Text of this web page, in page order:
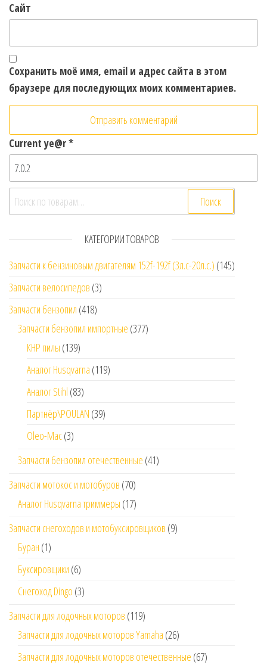
Сайт
Сохранить моё имя, email и адрес сайта в этом
браузере для последующих моих комментариев.
Current ye@r*
Искать: Поиск
КАТЕГОРИИ ТОВАРОВ
Запчасти к бензиновым двигателям 152f-192f (3л.с-20л.с.) (145)
Запчасти велосипедов (3)
Запчасти бензопил (418)
Запчасти бензопил импортные (377)
КНР пилы (139)
Аналог Husqvarna (119)
Аналог Stihl (83)
Партнёр\POULAN (39)
Oleo-Mac(3)
Запчасти бензопил отечественные (41)
Запчасти мотокос и мотобуров (70)
Аналог Husqvarna триммеры (17)
Запчасти снегоходов и мотобуксировщиков (9)
Буран (1)
Буксировщики (6)
Снегоход Dingo (3)
Запчасти для лодочных моторов (119)
Запчасти для лодочных моторов Yamaha (26)
Запчасти для лодочных моторов отечественные (67)